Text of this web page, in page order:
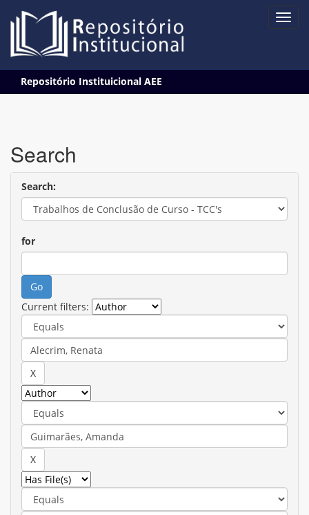
navigation
Repositório Instituicional AEE
Search
Search:
for
Current filters: